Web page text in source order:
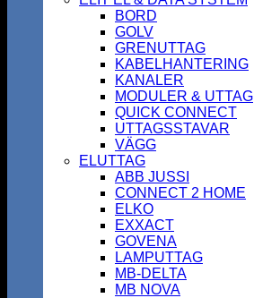
BORD
GOLV
GRENUTTAG
KABELHANTERING
KANALER
MODULER & UTTAG
QUICK CONNECT
UTTAGSSTAVAR
VÄGG
ELUTTAG
ABB JUSSI
CONNECT 2 HOME
ELKO
EXXACT
GOVENA
LAMPUTTAG
MB-DELTA
MB NOVA